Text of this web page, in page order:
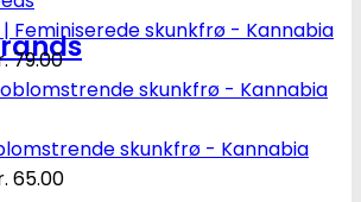
Feminiserede skunkfrø - Kannabia
79.00
skunkfrø - Kannabia
65.00